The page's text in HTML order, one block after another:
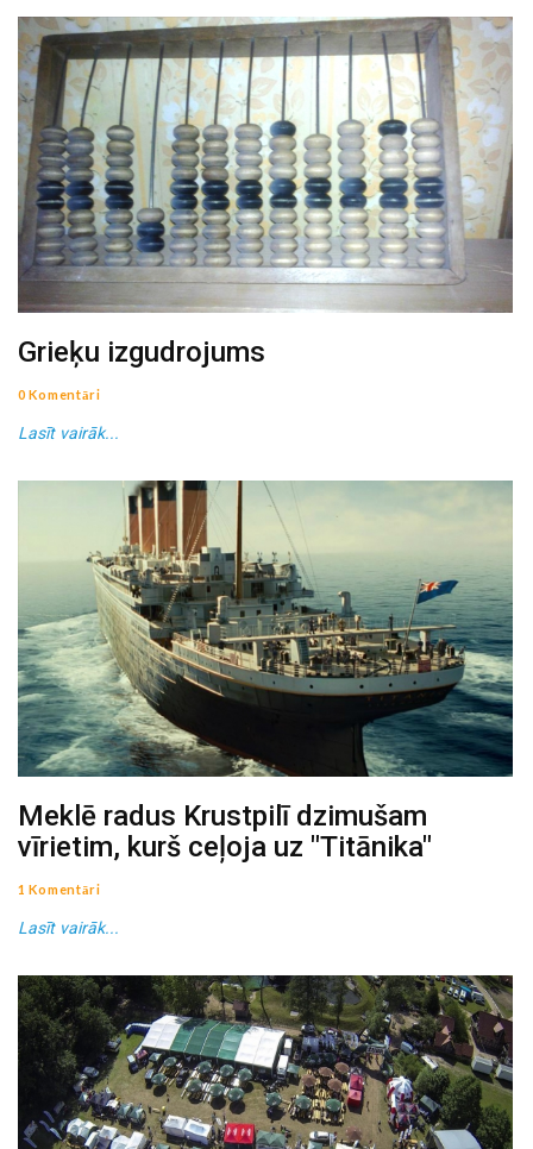
Grieķu izgudrojums
0 Komentāri
Lasīt vairāk...
Meklē radus Krustpilī dzimušam
vīrietim, kurš ceļoja uz "Titānika"
1 Komentāri
Lasīt vairāk...